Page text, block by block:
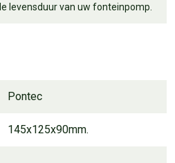
levensduur van uw fonteinpomp.
Pontec
145x125x90mm.